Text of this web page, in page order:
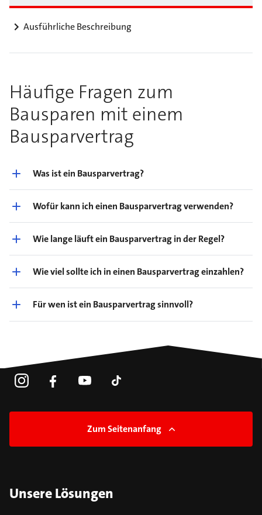
Ausführliche Beschreibung
Häufige Fragen zum
Bausparen mit einem
Bausparvertrag
Was ist ein Bausparvertrag?
Wofür kann ich einen Bausparvertrag verwenden?
Wie lange läuft ein Bausparvertrag in der Regel?
Wie viel sollte ich in einen Bausparvertrag einzahlen?
Für wen ist ein Bausparvertrag sinnvoll?
Zum Seitenanfang
Unsere Lösungen